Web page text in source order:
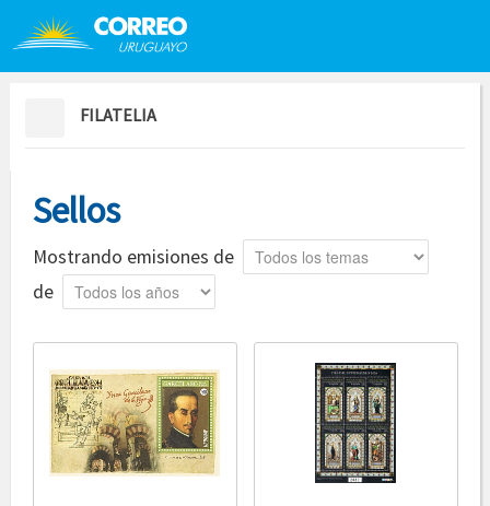
Saltar al contenido
FILATELIA
Sellos
Mostrando emisiones de Tema
de Año